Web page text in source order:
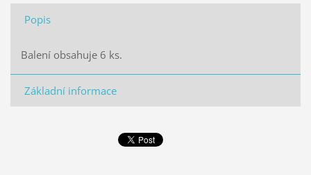
Popis
Balení obsahuje 6 ks.
Základní informace